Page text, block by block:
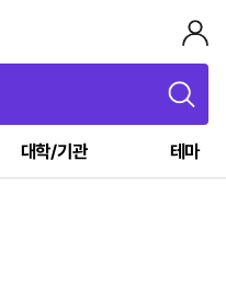
대학/기관 테마